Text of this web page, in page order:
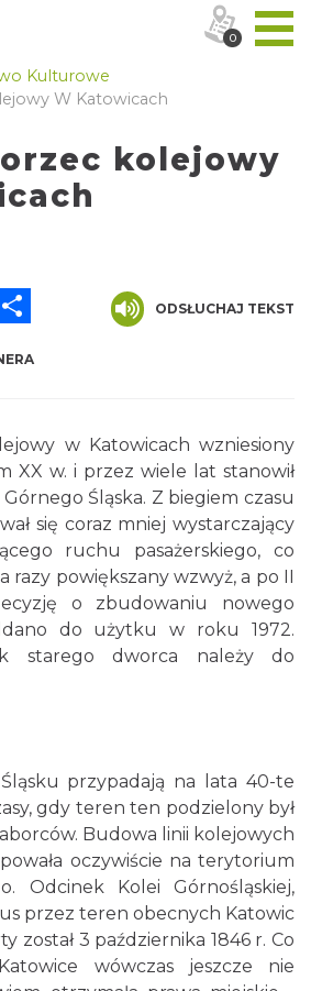
Kulturowe
W Katowicach
kolejowy
Messenger
ODSŁUCHAJ TEKST
w Katowicach wzniesiony
XX w. i przez wiele lat stanowił
Śląska. Z biegiem czasu
się coraz mniej wystarczający
ruchu pasażerskiego, co
razy powiększany wzwyż, a po II
o zbudowaniu nowego
do użytku w roku 1972.
starego dworca należy do
przypadają na lata 40-te
gdy teren ten podzielony był
Budowa linii kolejowych
oczywiście na terytorium
Odcinek Kolei Górnośląskiej,
przez teren obecnych Katowic
został 3 października 1846 r. Co
wówczas jeszcze nie
0